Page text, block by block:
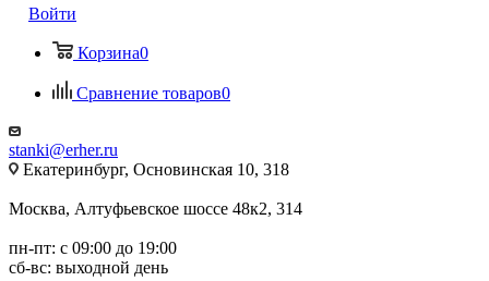
Войти
Корзина0
Сравнение товаров0
stanki@erher.ru
Екатеринбург, Основинская 10, 318
Москва, Алтуфьевское шоссе 48к2, 314
пн-пт: с 09:00 до 19:00
сб-вс: выходной день